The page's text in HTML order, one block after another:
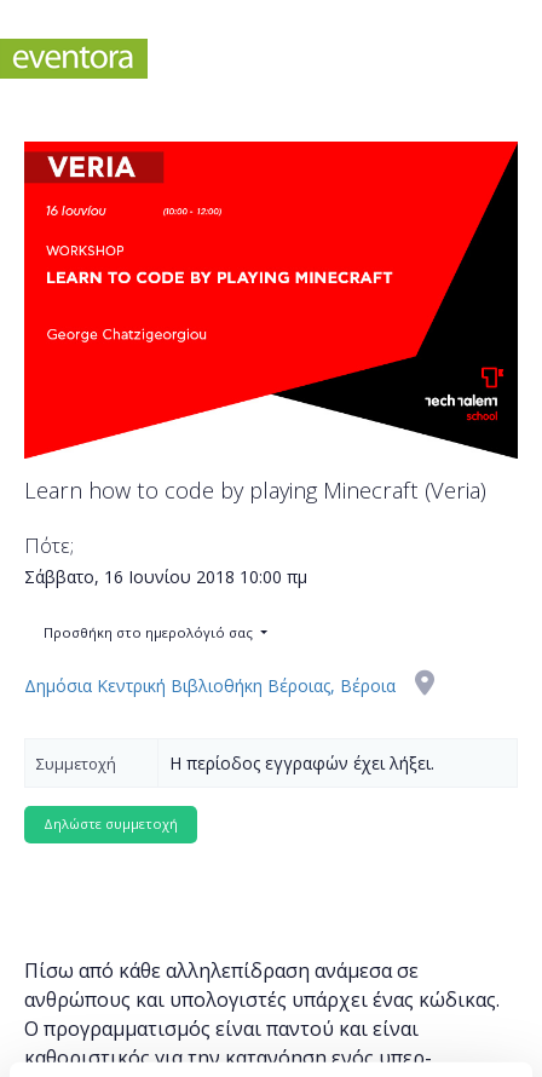
Learn how to code by playing Minecraft (Veria)
Πότε;
Σάββατο, 16 Ιουνίου 2018 10:00 πμ
Προσθήκη στο ημερολόγιό σας
Δημόσια Κεντρική Βιβλιοθήκη Βέροιας, Βέροια
Συμμετοχή Η περίοδος εγγραφών έχει λήξει.
Πίσω από κάθε αλληλεπίδραση ανάμεσα σε
ανθρώπους και υπολογιστές υπάρχει ένας κώδικας.
Ο προγραμματισμός είναι παντού και είναι
καθοριστικός για την κατανόηση ενός υπερ-